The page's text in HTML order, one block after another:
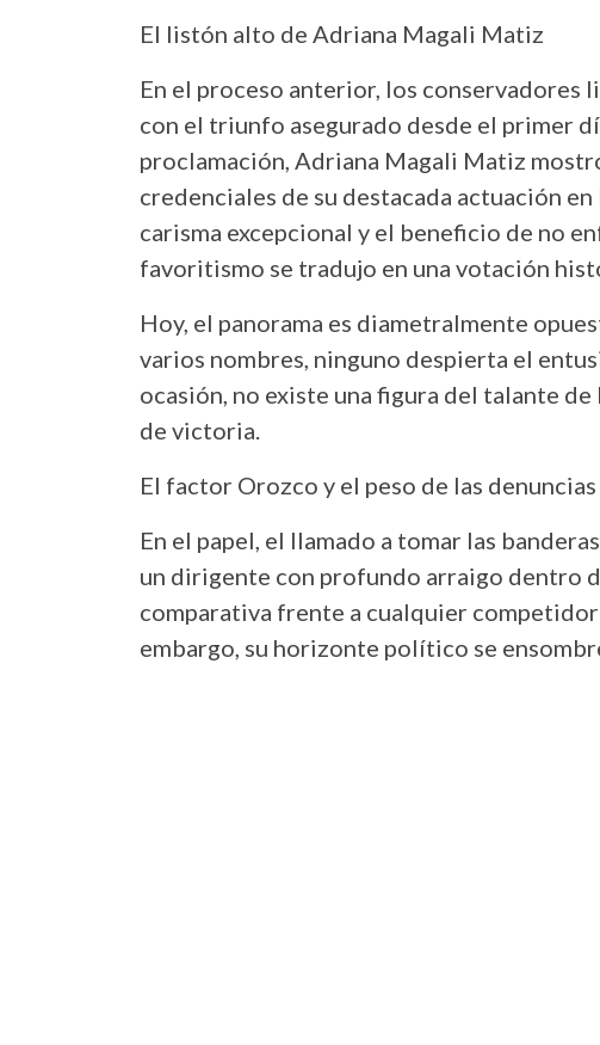
El listón alto de Adriana Magali Matiz
En el proceso anterior, los conservadores
con el triunfo asegurado desde el primer
proclamación, Adriana Magali Matiz
credenciales de su destacada actuación
carisma excepcional y el beneficio de no
favoritismo se tradujo en una votación
Hoy, el panorama es diametralmente
varios nombres, ninguno despierta el
ocasión, no existe una figura del talante
de victoria.
El factor Orozco y el peso de las denuncias
En el papel, el llamado a tomar las
un dirigente con profundo arraigo dentro
comparativa frente a cualquier
embargo, su horizonte político se